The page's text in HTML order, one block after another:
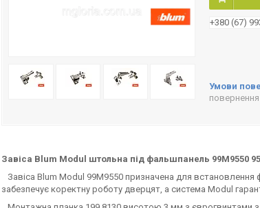
+380 (67)
Завіса Blum Modul штольна під фальшпанель 99M9550
Завіса Blum Modul 99M9550 призначена для
забезпечує коректну роботу дверцят, а система Modul